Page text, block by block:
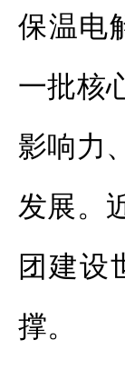
保温电
一批核
影响力
发展。
团建设
撑。